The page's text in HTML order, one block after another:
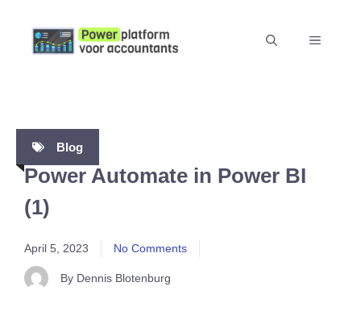
content
MENU
Blog
Power Automate in Power BI
(1)
April 5, 2023 No Comments
By Dennis Blotenburg